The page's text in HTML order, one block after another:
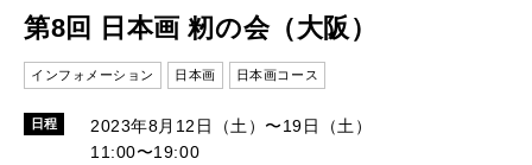
第8回 日本画 籾の会（大阪）
インフォメーション 日本画 日本画コース
日程
2023年8月12日（土）〜19日（土）
11:00〜19:00